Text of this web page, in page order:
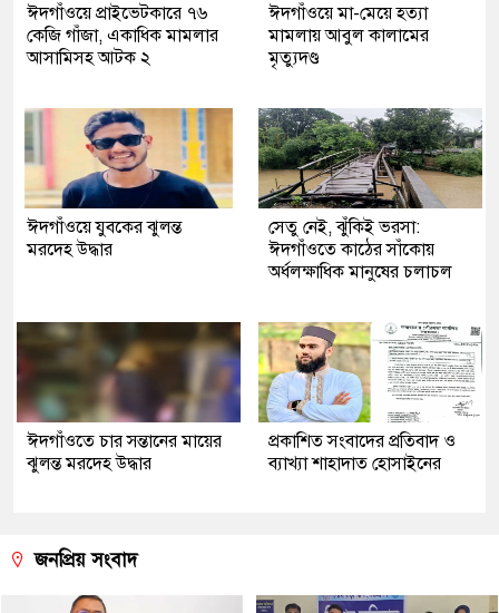
ঈদগাঁওয়ে প্রাইভেটকারে ৭৬
কেজি গাঁজা, একাধিক মামলার
আসামিসহ আটক ২
ঈদগাঁওয়ে মা-মেয়ে হত্যা
মামলায় আবুল কালামের
মৃত্যুদণ্ড
ঈদগাঁওয়ে যুবকের ঝুলন্ত
মরদেহ উদ্ধার
সেতু নেই, ঝুঁকিই ভরসা:
ঈদগাঁওতে কাঠের সাঁকোয়
অর্ধলক্ষাধিক মানুষের চলাচল
ঈদগাঁওতে চার সন্তানের মায়ের
ঝুলন্ত মরদেহ উদ্ধার
প্রকাশিত সংবাদের প্রতিবাদ ও
ব্যাখ্যা শাহাদাত হোসাইনের
জনপ্রিয় সংবাদ